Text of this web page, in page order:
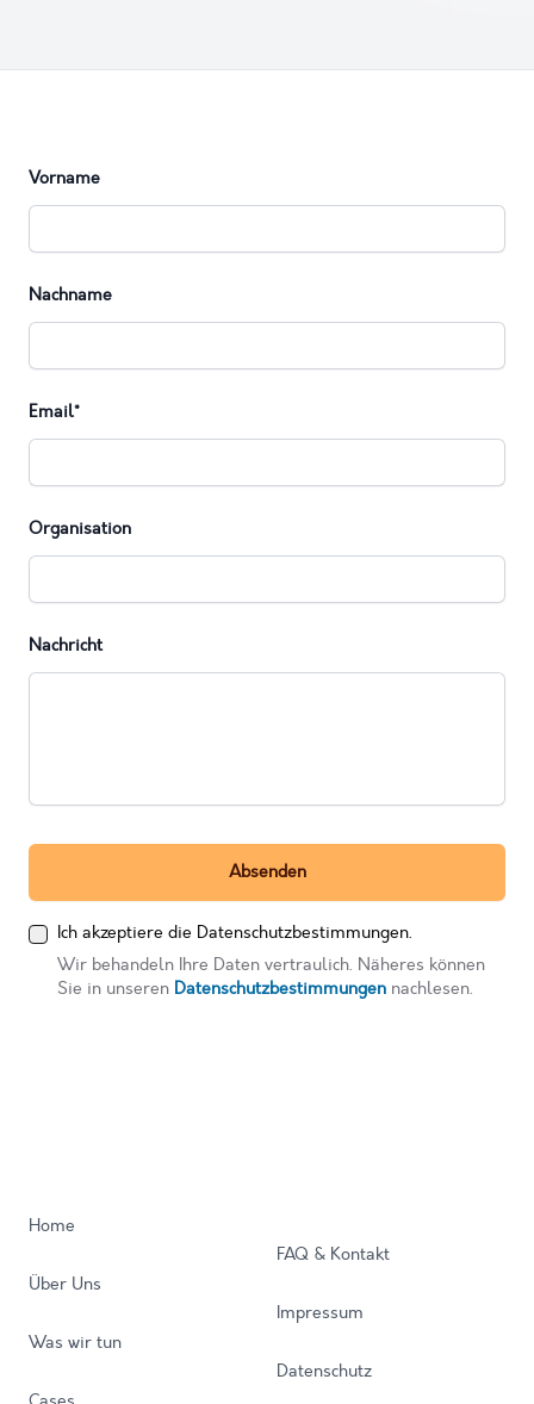
Vorname
Nachname
Email*
Organisation
Nachricht
Absenden
Ich akzeptiere die Datenschutzbestimmungen.
Wir behandeln Ihre Daten vertraulich. Näheres können
Sie in unseren Datenschutzbestimmungen nachlesen.
Home
Über Uns
Was wir tun
FAQ & Kontakt
Impressum
Datenschutz